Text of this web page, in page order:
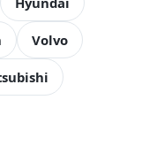
Volvo